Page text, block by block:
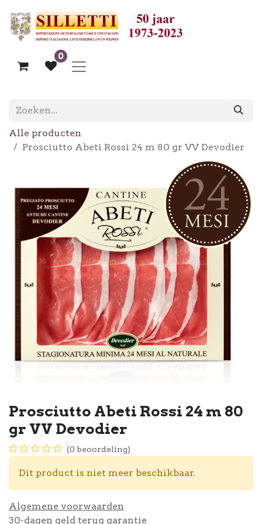
0
Alle producten
Prosciutto Abeti Rossi 24 m 80 gr VV Devodier
Prosciutto Abeti Rossi 24 m 80
gr VV Devodier
(0 beoordeling)
Dit product is niet meer beschikbaar.
Algemene voorwaarden
30-dagen geld terug garantie